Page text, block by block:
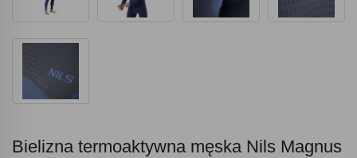
Bielizna termoaktywna męska Nils Magnus